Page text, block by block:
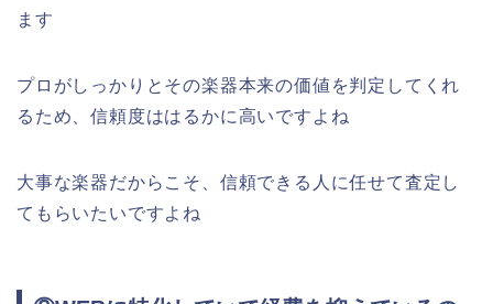
ます
プロがしっかりとその楽器本来の価値を判定してくれ
るため、信頼度ははるかに高いですよね
大事な楽器だからこそ、信頼できる人に任せて査定し
てもらいたいですよね